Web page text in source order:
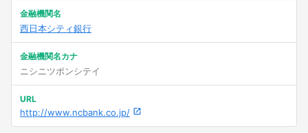
金融機関名
西日本シティ銀行
金融機関名カナ
ニシニツポンシテイ
URL
http://www.ncbank.co.jp/